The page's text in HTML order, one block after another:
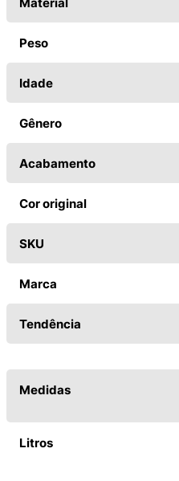
Material
Peso
Idade
Gênero
Acabamento
Cor original
SKU
Marca
Tendência
Medidas
Litros